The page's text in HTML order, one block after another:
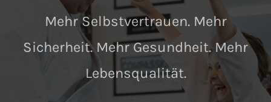
Mehr Selbstvertrauen. Mehr
Sicherheit. Mehr Gesundheit. Mehr
Lebensqualität.